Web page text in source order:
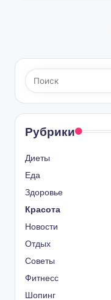
по
записям
Рубрики
Диеты
Еда
Здоровье
Красота
Новости
Отдых
Советы
Фитнесс
Шопинг